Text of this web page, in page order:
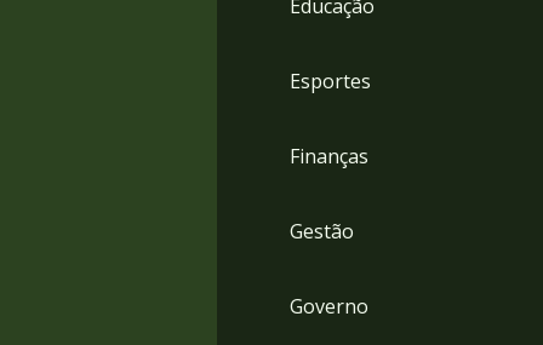
Educação
Esportes
Finanças
Gestão
Governo